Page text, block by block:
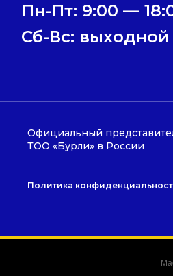
Пн-Пт: 9:00 —
Сб-Вс: выходной
Официальный
ТОО «Бурли» в России
Политика